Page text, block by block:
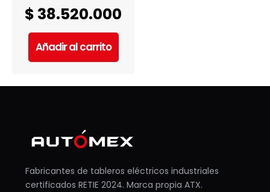
$ 38.520.000
Añadir al carrito
Fabricantes de tableros eléctricos industriales
certificados RETIE 2024. Marca propia ATX.